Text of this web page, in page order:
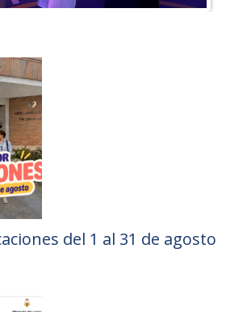
del 1 al 31 de agosto